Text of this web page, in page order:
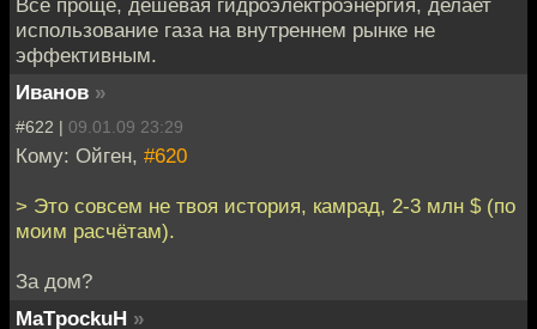
Все проще, дешевая гидроэлектроэнергия, делает
использование газа на внутреннем рынке не
эффективным.
Иванов »
#622 | 09.01.09 23:29
Кому: Ойген, #620
> Это совсем не твоя история, камрад, 2-3 млн $ (по
моим расчётам).
За дом?
MaTpockuH »